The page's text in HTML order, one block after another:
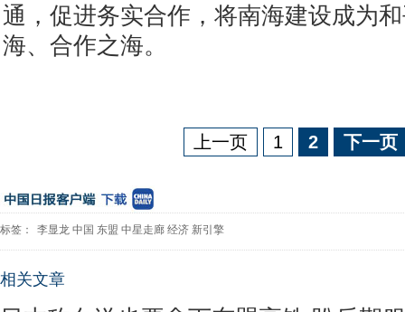
通，促进务实合作，将南海建设成为
海、合作之海。
上一页 1 2 下一页
标签： 李显龙 中国 东盟 中星走廊 经济 新引擎
相关文章